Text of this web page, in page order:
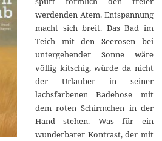
werdenden Atem. Entspannung
macht sich breit. Das Bad im
Teich mit den Seerosen bei
untergehender Sonne wäre
völlig kitschig, würde da nicht
der Urlauber in seiner
lachsfarbenen Badehose mit
dem roten Schirmchen in der
Hand stehen. Was für ein
wunderbarer Kontrast, der mit